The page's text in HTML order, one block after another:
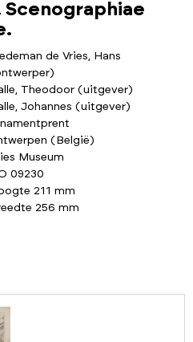
de Vries, Hans
Theodoor (uitgever)
Johannes (uitgever)
(België)
Museum
09230
211 mm
256 mm